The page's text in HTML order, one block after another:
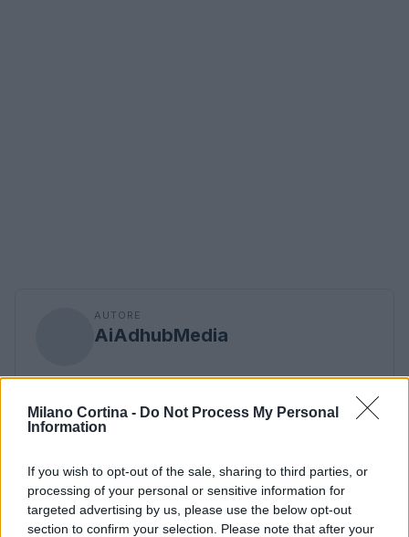
Milano Cortina - Do Not Process My Personal
Information
If you wish to opt-out of the sale, sharing to third parties, or
processing of your personal or sensitive information for
targeted advertising by us, please use the below opt-out
section to confirm your selection. Please note that after your
AUTORE
AiAdhubMedia